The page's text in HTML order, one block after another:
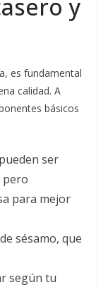
y
es fundamental
calidad. A
básicos
ser
pero
para mejor
sésamo, que
según tu